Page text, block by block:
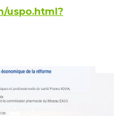
uspo.html?